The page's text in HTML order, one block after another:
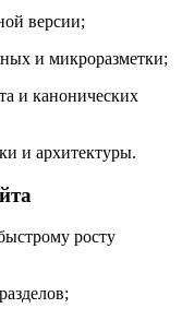
версии;
и микроразметки;
и канонических
и архитектуры.
росту